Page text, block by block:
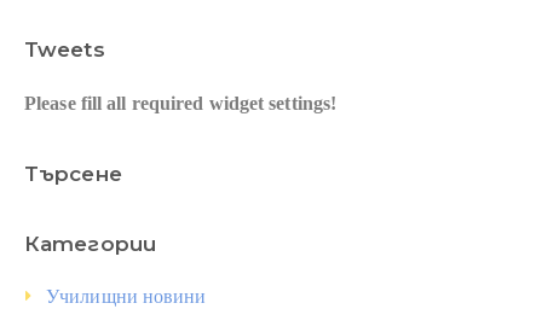
Tweets
Please fill all required widget settings!
Търсене
Категории
Училищни новини